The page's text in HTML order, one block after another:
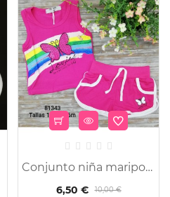
Conjunto niña mariposa
6,50 € 10,00 €